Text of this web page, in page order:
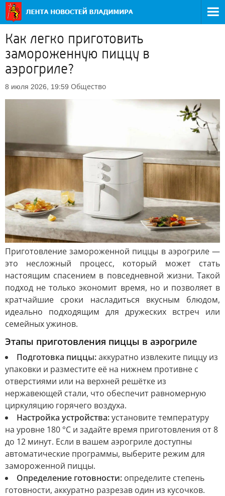
Как легко приготовить
замороженную пиццу в
аэрогриле?
8 июля 2026, 19:59 Общество
Приготовление замороженной пиццы в аэрогриле —
это несложный процесс, который может стать
настоящим спасением в повседневной жизни. Такой
подход не только экономит время, но и позволяет в
кратчайшие сроки насладиться вкусным блюдом,
идеально подходящим для дружеских встреч или
семейных ужинов.
Этапы приготовления пиццы в аэрогриле
Подготовка пиццы:аккуратно извлеките пиццу из
упаковки и разместите её на нижнем противне с
отверстиями или на верхней решётке из
нержавеющей стали, что обеспечит равномерную
циркуляцию горячего воздуха.
Настройка устройства:установите температуру
на уровне 180 °C и задайте время приготовления от 8
до 12 минут. Если в вашем аэрогриле доступны
автоматические программы, выберите режим для
замороженной пиццы.
Определение готовности: определите степень
готовности, аккуратно разрезав один из кусочков.